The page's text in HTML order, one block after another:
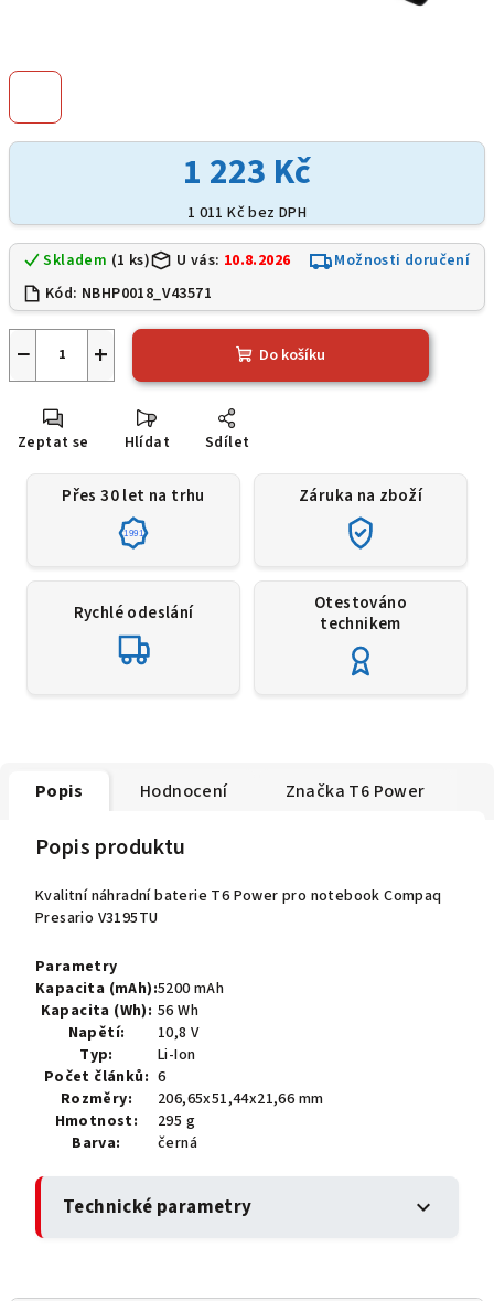
1 223 Kč
1 011 Kč bez DPH
Skladem (1 ks) U vás: 10.8.2026
Možnosti doručení
Kód: NBHP0018_V43571
+
− Do košíku
Zeptat se Hlídat Sdílet
Přes 30 let na trhu
1991
Záruka na zboží
Rychlé odeslání
Otestováno
technikem
Popis Hodnocení Značka T6 Power
Popis produktu
Kvalitní náhradní baterie T6 Power pro notebook Compaq
Presario V3195TU
Parametry
Kapacita (mAh):5200 mAh
Kapacita (Wh): 56 Wh
Napětí:
10,8 V
Typ:
Li-Ion
Počet článků: 6
Rozměry:
206,65x51,44x21,66 mm
Hmotnost:
295 g
Barva:
černá
Technické parametry expand_more